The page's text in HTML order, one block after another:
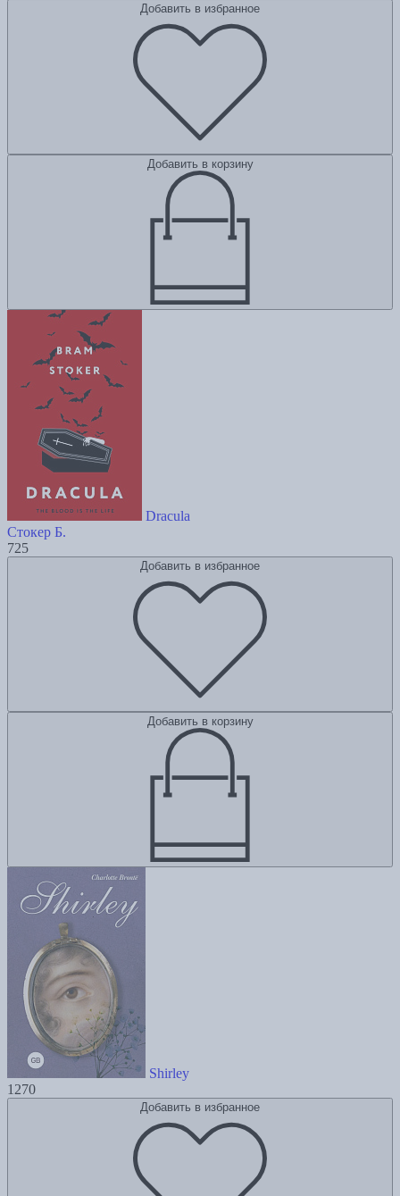
Добавить в избранное
Добавить в корзину
Dracula
Стокер Б.
725
Добавить в избранное
Добавить в корзину
Shirley
1270
Добавить в избранное